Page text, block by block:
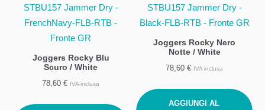
Joggers Rocky Blu
Scuro / White
78,60 € IVA inclusa
Joggers Rocky Nero
Notte / White
78,60 € IVA inclusa
AGGIUNGI AL